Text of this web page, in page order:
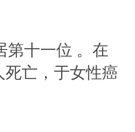
第十一位 。在
亡，于女性癌